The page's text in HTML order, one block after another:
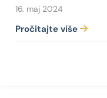
16. maj 2024
Pročitajte više